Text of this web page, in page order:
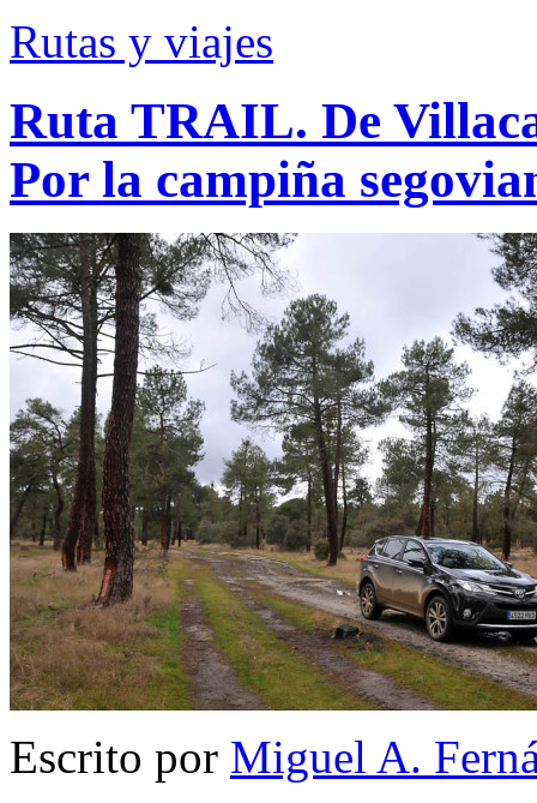
Rutas y viajes
Ruta TRAIL. De
Por la campiña
Escrito por Miguel A.